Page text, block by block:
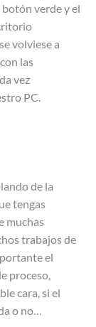
verde y el
volviese a
las
vez
PC.
de la
tengas
muchas
trabajos de
el
proceso,
cara, si el
o no…